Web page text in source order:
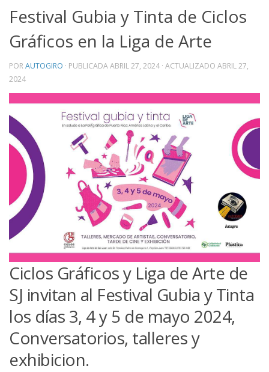
Festival Gubia y Tinta de Ciclos
Gráficos en la Liga de Arte
PORAUTOGIRO · PUBLICADAABRIL 27, 2024 · ACTUALIZADO ABRIL 27,
2024
Ciclos Gráficos y Liga de Arte de
SJ invitan al Festival Gubia y Tinta
los días 3, 4 y 5 de mayo 2024,
Conversatorios, talleres y
exhibicion.